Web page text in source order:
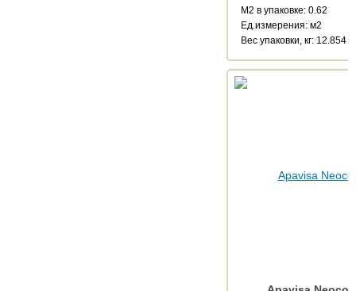
М2 в упаковке: 0.62
Ед.измерения: м2
Веc упаковки, кг: 12.854